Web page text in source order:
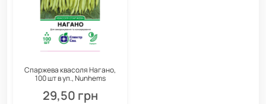
Спаржева квасоля Нагано,
100 шт в уп., Nunhems
29,50 грн